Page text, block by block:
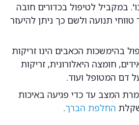
במקביל לטיפול בכדורים חובה
תנועה ולשם כך ניתן להיעזר
בהימשכות הכאבים הינו זריקות
חומצה היאלורונית, זריקות
דם המטופל ועוד.
המצב עד כדי פגיעה באיכות
החלפת הברך.